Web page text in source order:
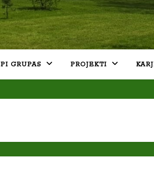
PI GRUPAS PROJEKTI